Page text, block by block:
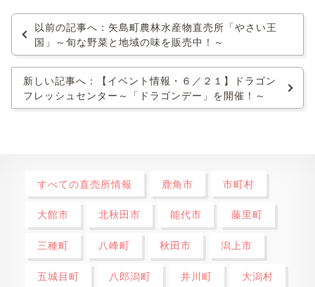
以前の記事へ：矢島町農林水産物直売所「やさい王
国」～旬な野菜と地域の味を販売中！～
新しい記事へ：【イベント情報・６／２１】ドラゴン
フレッシュセンター～「ドラゴンデー」を開催！～
すべての直売所情報 鹿角市 市町村
大館市 北秋田市 能代市 藤里町
三種町 八峰町 秋田市 潟上市
五城目町 八郎潟町 井川町 大潟村